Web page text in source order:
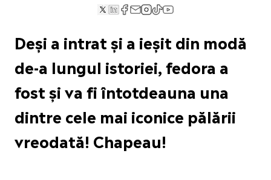
Deși a intrat și a ieșit din modă
de-a lungul istoriei, fedora a
fost și va fi întotdeauna una
dintre cele mai iconice pălării
vreodată! Chapeau!